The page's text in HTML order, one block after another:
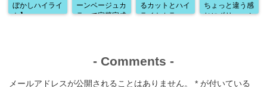
ぼかしハイライ
ト】
ーンベージュカ
ラーで完璧完成
るカットとハイ
ライトカラー
ちょっと違う感
じにボリューム
- Comments -
メールアドレスが公開されることはありません。 * が付いている